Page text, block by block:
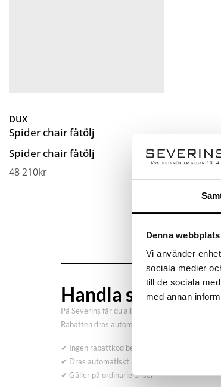
Denna
Vi använder
sociala medier
till de sociala
med annan
DUX
Spider chair fåtölj
Spider chair fåtölj
48 210kr
Handla smart – få
På Severins får du alltid 10% rabatt på
Rabatten dras automatiskt i kassan – inga
✔ Ingen rabattkod behövs
✔ Dras automatiskt i kassan
✔ Gäller på ordinarie priser